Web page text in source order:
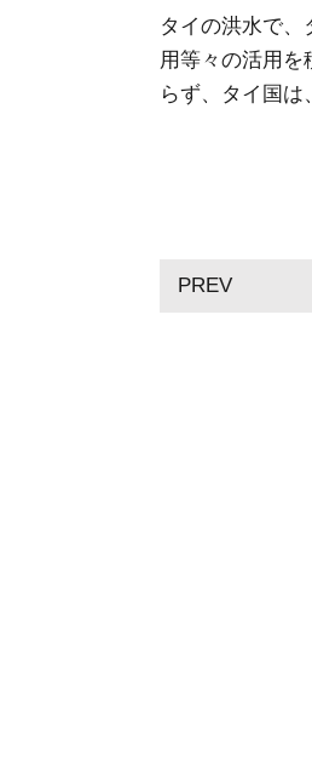
タイの洪水で
用等々の活用を
らず、タイ国は
PREV